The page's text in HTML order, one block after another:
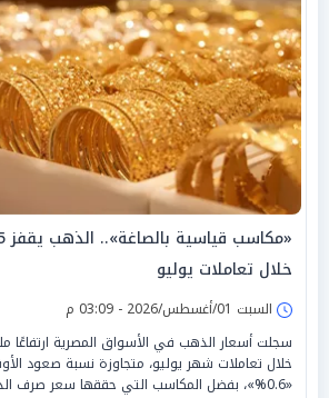
خلال تعاملات يوليو
السبت 01/أغسطس/2026 - 03:09 م
خلال تعاملات شهر يوليو، متجاوزة نسبة صعود
«0.6%»، بفضل المكاسب التي حققها سعر صرف الدولار أمام الجنيه محليًا.